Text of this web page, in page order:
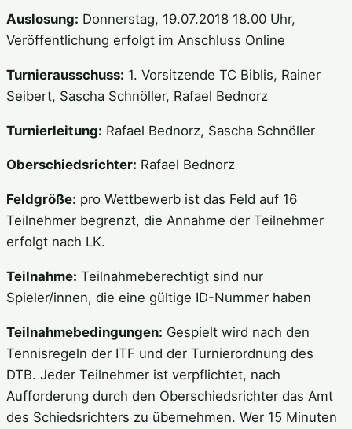
Auslosung: Donnerstag, 19.07.2018 18.00 Uhr,
Veröffentlichung erfolgt im Anschluss Online
Turnierausschuss: 1. Vorsitzende TC Biblis, Rainer
Seibert, Sascha Schnöller, Rafael Bednorz
Turnierleitung: Rafael Bednorz, Sascha Schnöller
Oberschiedsrichter: Rafael Bednorz
Feldgröße: pro Wettbewerb ist das Feld auf 16
Teilnehmer begrenzt, die Annahme der Teilnehmer
erfolgt nach LK.
Teilnahme: Teilnahmeberechtigt sind nur
Spieler/innen, die eine gültige ID-Nummer haben
Teilnahmebedingungen: Gespielt wird nach den
Tennisregeln der ITF und der Turnierordnung des
DTB. Jeder Teilnehmer ist verpflichtet, nach
Aufforderung durch den Oberschiedsrichter das Amt
des Schiedsrichters zu übernehmen. Wer 15 Minuten